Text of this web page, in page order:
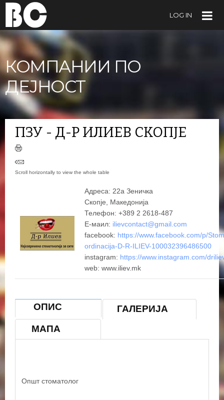
LOG IN
КОМПАНИИ ПО
ДЕЈНОСТ
ПЗУ - Д-Р ИЛИЕВ СКОПЈЕ
Адреса: 22а Зеничка
Скопје, Македонија
Телефон: +389 2 2618-487
Е-маил: ilievcontact@gmail.com
facebook: https://www.facebook.com/p/
ordinacija-D-R-ILIEV-100032396486500
instagram: https://www.instagram.com/
web: www.iliev.mk
ОПИС
ГАЛЕРИЈА
МАПА
Општ стоматолог
ПЗУ - Д-Р ИЛИЕВ СКОПЈЕ
−